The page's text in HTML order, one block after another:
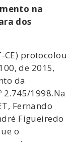
na
dos
CE) protocolou
de 2015,
da
2.745/1998.Na
Fernando
Figueiredo
o